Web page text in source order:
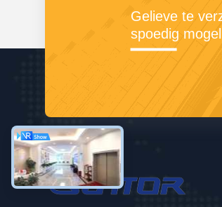
Gelieve te
spoedig